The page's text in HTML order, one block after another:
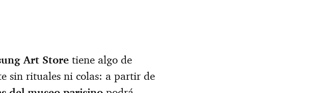
Art Store tiene algo de
sin rituales ni colas: a partir de